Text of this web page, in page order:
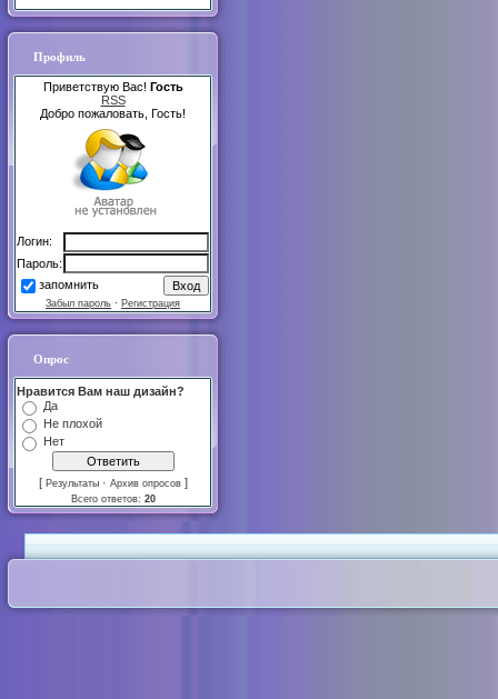
Профиль
Приветствую Вас! Гость
RSS
Добро пожаловать, Гость!
Логин:
Пароль:
запомнить
Забыл пароль · Регистрация
Опрос
Нравится Вам наш дизайн?
Да
Не плохой
Нет
[ Результаты · Архив опросов ]
Всего ответов: 20